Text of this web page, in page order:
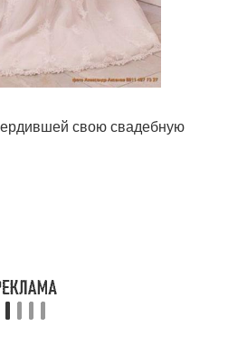
свою свадебную